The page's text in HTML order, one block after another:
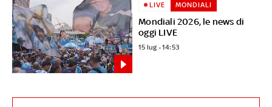
Mondiali 2026, le news di
oggi LIVE
LIVE MONDIALI
15 lug - 14:53